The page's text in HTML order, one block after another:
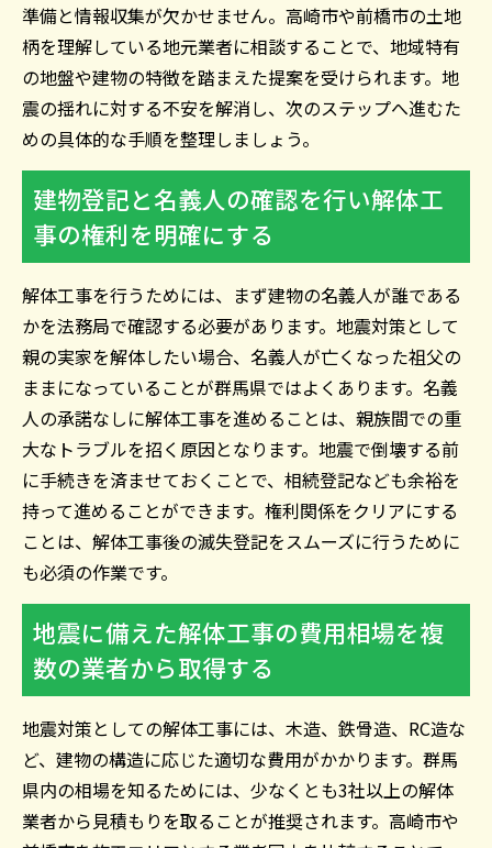
準備と情報収集が欠かせません。高崎市や前橋市の土地
柄を理解している地元業者に相談することで、地域特有
の地盤や建物の特徴を踏まえた提案を受けられます。地
震の揺れに対する不安を解消し、次のステップへ進むた
めの具体的な手順を整理しましょう。
建物登記と名義人の確認を行い解体工
事の権利を明確にする
解体工事を行うためには、まず建物の名義人が誰である
かを法務局で確認する必要があります。地震対策として
親の実家を解体したい場合、名義人が亡くなった祖父の
ままになっていることが群馬県ではよくあります。名義
人の承諾なしに解体工事を進めることは、親族間での重
大なトラブルを招く原因となります。地震で倒壊する前
に手続きを済ませておくことで、相続登記なども余裕を
持って進めることができます。権利関係をクリアにする
ことは、解体工事後の滅失登記をスムーズに行うために
も必須の作業です。
地震に備えた解体工事の費用相場を複
数の業者から取得する
地震対策としての解体工事には、木造、鉄骨造、RC造な
ど、建物の構造に応じた適切な費用がかかります。群馬
県内の相場を知るためには、少なくとも3社以上の解体
業者から見積もりを取ることが推奨されます。高崎市や